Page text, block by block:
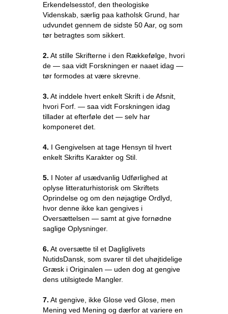
Erkendelsesstof, den theologiske
Videnskab, særlig paa katholsk Grund, har
udvundet gennem de sidste 50 Aar, og som
tør betragtes som sikkert.
2. At stille Skrifterne i den Rækkefølge, hvori
de — saa vidt Forskningen er naaet idag —
tør formodes at være skrevne.
3. At inddele hvert enkelt Skrift i de Afsnit,
hvori Forf. — saa vidt Forskningen idag
tillader at efterføle det — selv har
komponeret det.
4. I Gengivelsen at tage Hensyn til hvert
enkelt Skrifts Karakter og Stil.
5. I Noter af usædvanlig Udførlighed at
oplyse litteraturhistorisk om Skriftets
Oprindelse og om den nøjagtige Ordlyd,
hvor denne ikke kan gengives i
Oversættelsen — samt at give fornødne
saglige Oplysninger.
6. At oversætte til et Dagliglivets
NutidsDansk, som svarer til det uhøjtidelige
Græsk i Originalen — uden dog at gengive
dens utilsigtede Mangler.
7. At gengive, ikke Glose ved Glose, men
Mening ved Mening og dærfor at variere en